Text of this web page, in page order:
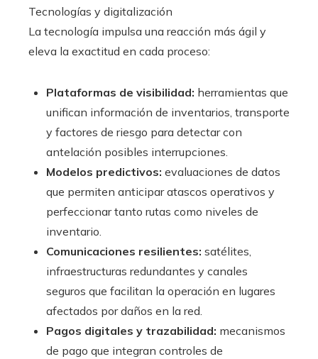
Tecnologías y digitalización
La tecnología impulsa una reacción más ágil y
eleva la exactitud en cada proceso:
Plataformas de visibilidad: herramientas que
unifican información de inventarios, transporte
y factores de riesgo para detectar con
antelación posibles interrupciones.
Modelos predictivos: evaluaciones de datos
que permiten anticipar atascos operativos y
perfeccionar tanto rutas como niveles de
inventario.
Comunicaciones resilientes: satélites,
infraestructuras redundantes y canales
seguros que facilitan la operación en lugares
afectados por daños en la red.
Pagos digitales y trazabilidad: mecanismos
de pago que integran controles de